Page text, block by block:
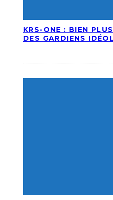
KRS-ONE : BIEN
DES GARDIENS